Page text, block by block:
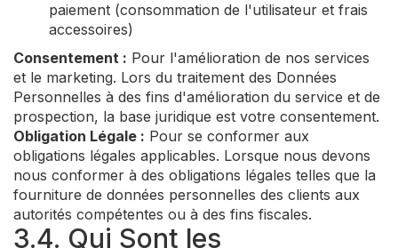
paiement (consommation de l'utilisateur et frais
accessoires)
Consentement : Pour l'amélioration de nos services
et le marketing. Lors du traitement des Données
Personnelles à des fins d'amélioration du service et de
prospection, la base juridique est votre consentement.
Obligation Légale : Pour se conformer aux
obligations légales applicables. Lorsque nous devons
nous conformer à des obligations légales telles que la
fourniture de données personnelles des clients aux
autorités compétentes ou à des fins fiscales.
3.4. Qui Sont les